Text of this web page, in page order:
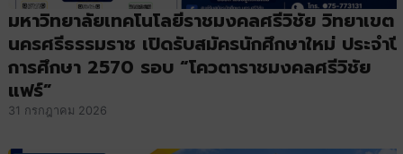
มหาวิทยาลัยเทคโนโลยีราชมงคลศรีวิชัย วิทยาเขต
นครศรีธรรมราช เปิดรับสมัครนักศึกษาใหม่ ประจำปี
การศึกษา 2570 รอบ “โควตาราชมงคลศรีวิชัย
แฟร์”
31 กรกฎาคม 2026